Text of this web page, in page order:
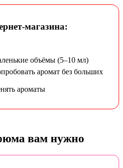
магазина:
объёмы (5–10 мл)
аромат без больших
ароматы
вам нужно